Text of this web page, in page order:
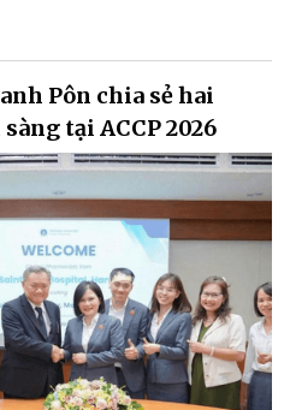
Pôn chia sẻ hai
tại ACCP 2026